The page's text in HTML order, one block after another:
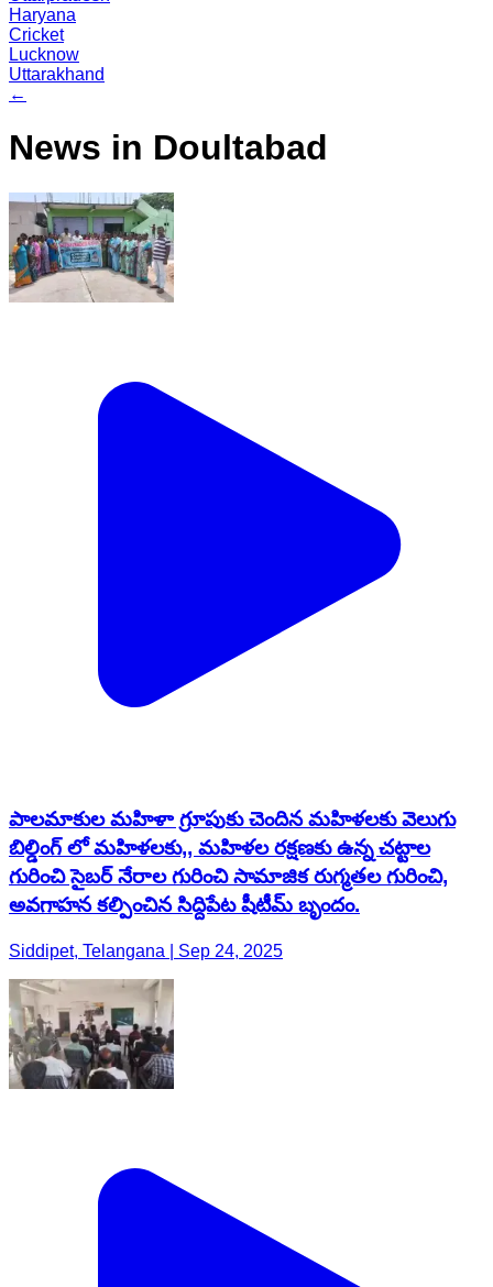
Haryana
Cricket
Lucknow
Uttarakhand
←
News in Doultabad
పాలమాకుల మహిళా గ్రూపుకు చెందిన మహిళలకు వెలుగు
బిల్డింగ్ లో మహిళలకు,, మహిళల రక్షణకు ఉన్న చట్టాల
గురించి సైబర్ నేరాల గురించి సామాజిక రుగ్మతల గురించి,
అవగాహన కల్పించిన సిద్దిపేట షీటీమ్ బృందం.
Siddipet, Telangana | Sep 24, 2025